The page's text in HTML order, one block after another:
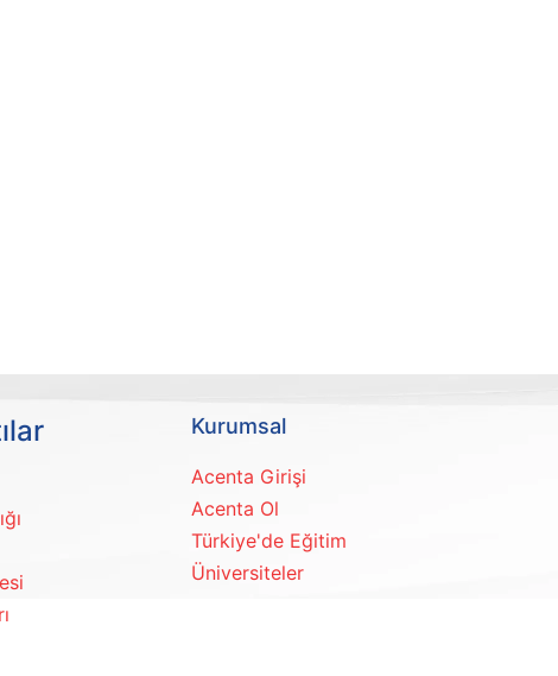
Kurumsal
Acenta Girişi
Acenta Ol
Türkiye'de Eğitim
Üniversiteler